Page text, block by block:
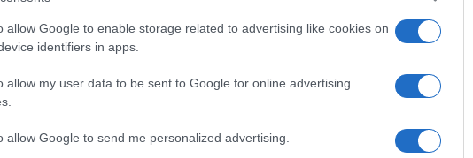
allow Google to enable storage related to advertising like cookies on
identifiers in apps.
allow my user data to be sent to Google for online advertising
allow Google to send me personalized advertising.
degli sciacalli
le feste.Godere il bello della vita.Essere